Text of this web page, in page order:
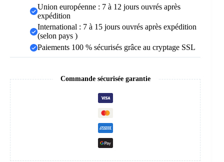
Union européenne : 7 à 12 jours ouvrés après
expédition
International : 7 à 15 jours ouvrés après expédition
(selon pays )
Paiements 100 % sécurisés grâce au cryptage SSL
Commande sécurisée garantie